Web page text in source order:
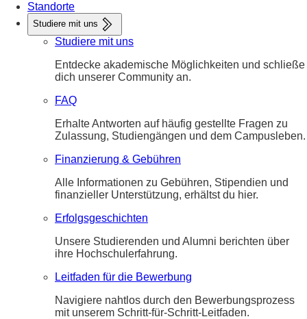
Standorte
Studiere mit uns
Studiere mit uns
Entdecke akademische Möglichkeiten und schließe
dich unserer Community an.
FAQ
Erhalte Antworten auf häufig gestellte Fragen zu
Zulassung, Studiengängen und dem Campusleben.
Finanzierung & Gebühren
Alle Informationen zu Gebühren, Stipendien und
finanzieller Unterstützung, erhältst du hier.
Erfolgsgeschichten
Unsere Studierenden und Alumni berichten über
ihre Hochschulerfahrung.
Leitfaden für die Bewerbung
Navigiere nahtlos durch den Bewerbungsprozess
mit unserem Schritt-für-Schritt-Leitfaden.